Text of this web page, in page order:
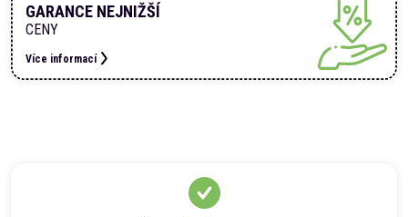
GARANCE NEJNIŽŠÍ
CENY
Více informací